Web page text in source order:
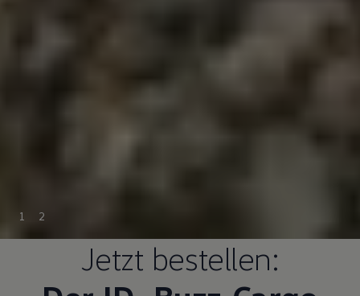
1 2
Jetzt bestellen: